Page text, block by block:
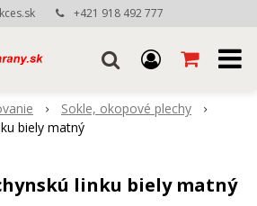
+421 918 492 777
Sokle, okopové plechy
biely matný
linku biely matný